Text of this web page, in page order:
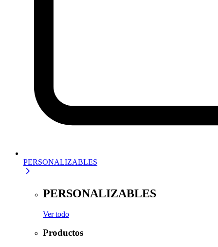
PERSONALIZABLES
PERSONALIZABLES
Ver todo
Productos